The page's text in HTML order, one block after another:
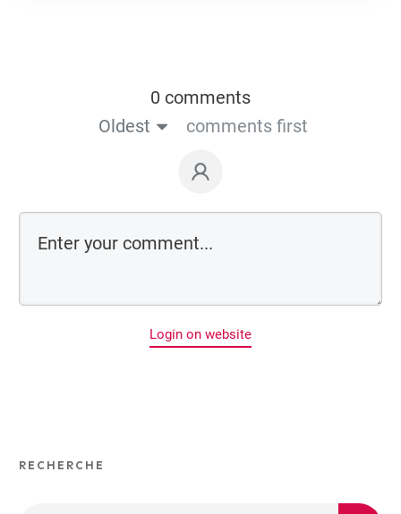
0 comments
Oldest
comments first
Login on website
RECHERCHE